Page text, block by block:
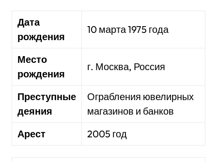
Дата
рождения
10 марта 1975 года
Место
рождения
г. Москва, Россия
Преступные
деяния
Ограбления ювелирных
магазинов и банков
Арест
2005 год